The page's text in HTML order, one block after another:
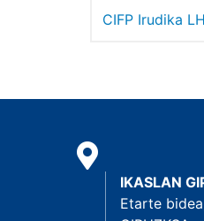
CIFP Irudika
IKASLAN
Etarte